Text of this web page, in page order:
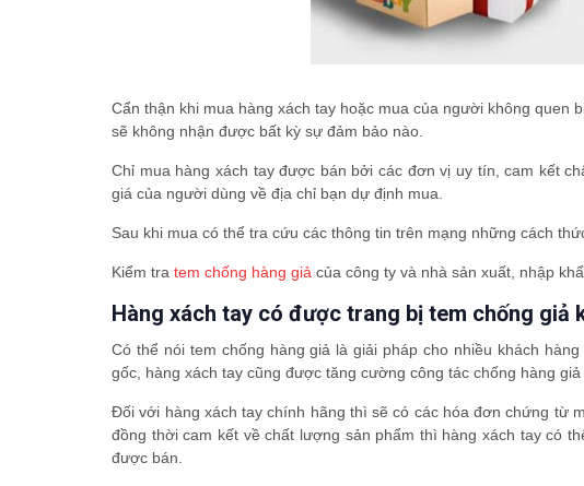
Cẩn thận khi mua hàng xách tay hoặc mua của người không quen
sẽ không nhận được bất kỳ sự đảm bảo nào.
Chỉ mua hàng xách tay được bán bởi các đơn vị uy tín, cam kết
giá của người dùng về địa chỉ bạn dự định mua.
Sau khi mua có thể tra cứu các thông tin trên mạng những cách
Kiểm tra tem chống hàng giả của công ty và nhà sản xuất, nhập
Hàng xách tay có được trang bị tem chống giả
Có thể nói tem chống hàng giả là giải pháp cho nhiều khách
gốc, hàng xách tay cũng được tăng cường công tác chống hàng
Đối với hàng xách tay chính hãng thì sẽ có các hóa đơn chứng từ
đồng thời cam kết về chất lượng sản phẩm thì hàng xách tay có
được bán.